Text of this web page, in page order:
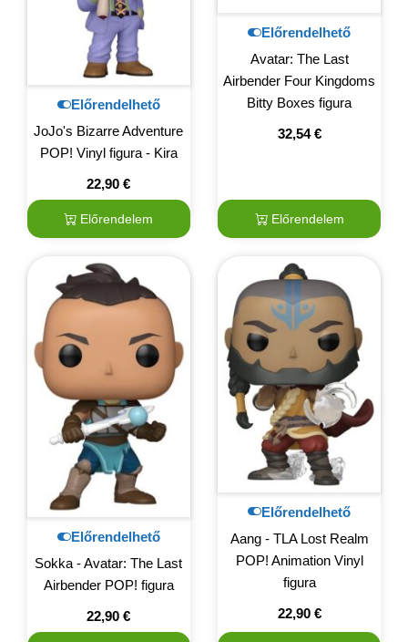
Előrendelhető
JoJo's Bizarre Adventure
POP! Vinyl figura - Kira
22,90€
Előrendelem
Előrendelhető
Avatar: The Last
Airbender Four Kingdoms
Bitty Boxes figura
32,54€
Előrendelem
Előrendelhető
Sokka - Avatar: The Last
Airbender POP! figura
22,90€
Előrendelhető
Aang - TLA Lost Realm
POP! Animation Vinyl
figura
22,90 €